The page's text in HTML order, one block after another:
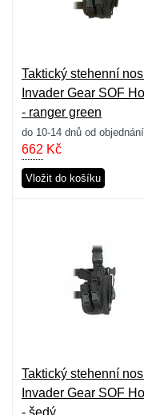
Taktický stehenní
Invader Gear SOF
- ranger green
do 10-14 dnů od objednání
662 Kč
Vložit do košíku
Taktický stehenní
Invader Gear SOF
- šedý